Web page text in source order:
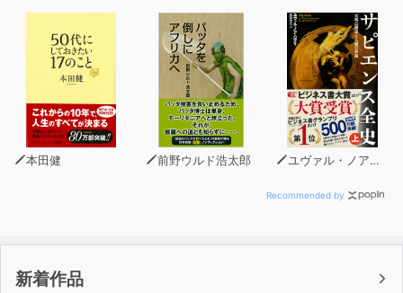
・ドーパミンによる強化サイクルを回す
・制限時間によって脳に負荷をかける
・集中力を徹底的に身につける
中でも重要なのは、人間の脳にある報酬系という仕組みを
利用することです。
ある行動を取ったあとに、脳の中で「報酬」を表す物質の
勉強が楽しくて仕方がなくなり、途中で嫌にならずに続け
本田健 前野ウルド浩太郎 ユヴァル・ノア・ハラリ
Recommended by
新着作品